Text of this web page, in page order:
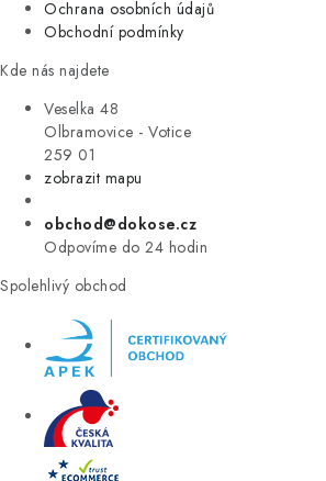
Ochrana osobních údajů
Obchodní podmínky
Kde nás najdete
Veselka 48
Olbramovice - Votice
259 01
zobrazit mapu
obchod@dokose.cz
Odpovíme do 24 hodin
Spolehlivý obchod
DOMÁCNOST
ÚKLID
VÝPRODEJ
ZNAČKY
Úvod Kontakt Blog
Moje objednávka